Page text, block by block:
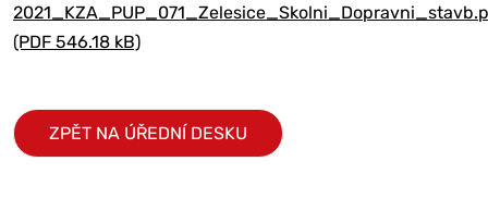
(PDF 546.18 kB)
ZPĚT NA ÚŘEDNÍ DESKU